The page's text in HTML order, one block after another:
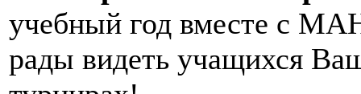
учебный год вместе с
рады видеть учащихся